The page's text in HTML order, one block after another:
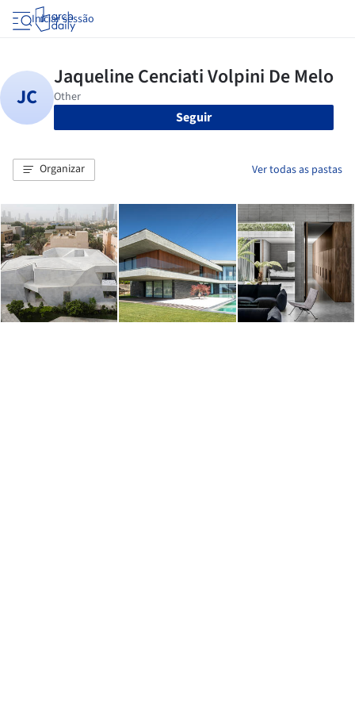
Iniciar sessão
Seguir
Organizar Ver todas as pastas